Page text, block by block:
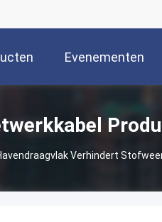
Evenementen
Verhindert